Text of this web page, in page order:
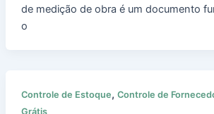
de medição de obra é um documento
o
Controle de Estoque, Controle de
Grátis